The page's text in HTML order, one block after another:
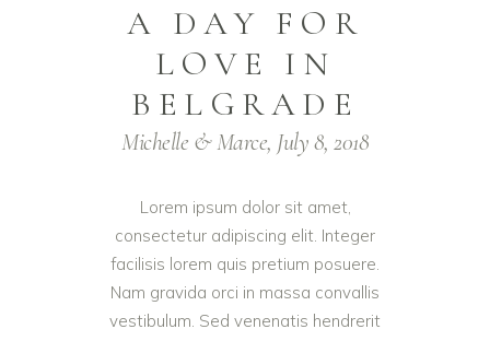
A DAY FOR
LOVE IN
BELGRADE
Michelle & Marce, July 8, 2018
Lorem ipsum dolor sit amet,
consectetur adipiscing elit. Integer
facilisis lorem quis pretium posuere.
Nam gravida orci in massa convallis
vestibulum. Sed venenatis hendrerit